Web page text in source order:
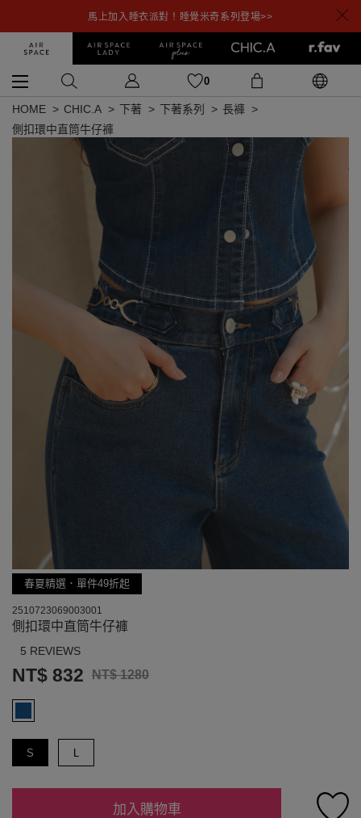
馬上加入睡衣派對！睡覺米奇系列登場>>
0
HOME CHIC.A 下著 下著系列
長褲
側扣環中直筒牛仔褲
春夏精選．單件49折起
2510723069003001
側扣環中直筒牛仔褲
5 REVIEWS
NT$ 832 NT$ 1280
S L
加入購物車